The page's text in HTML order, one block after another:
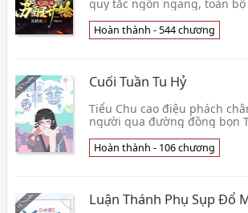
quy tắc ngổn ngang, toàn
đi👦 Thiên Yêu Hỏa
Hoàn thành - 544 chương
Cuối Tuần Tu Hỷ
Tiểu Chu cao điệu phách
người qua đường đồng bọn
—— Tiểu Chu:👦 Tô Du Bính
Hoàn thành - 106 chương
Luận Thánh Phụ Sụp Đổ